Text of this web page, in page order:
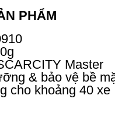
PHẨM
Master
& bảo vệ bề
cho khoảng 40 xe